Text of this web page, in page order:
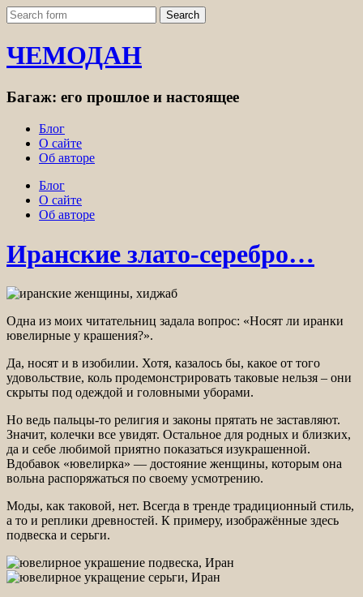
ЧЕМОДАН
Багаж: его прошлое и настоящее
Блог
О сайте
Об авторе
Блог
О сайте
Об авторе
Иранские злато-серебро…
Одна из моих читательниц задала вопрос: «Носят ли иранки
ювелирные у крашения?».
Да, носят и в изобилии. Хотя, казалось бы, какое от того
удовольствие, коль продемонстрировать таковые нельзя – они
скрыты под одеждой и головными уборами.
Но ведь пальцы-то религия и законы прятать не заставляют.
Значит, колечки все увидят. Остальное для родных и близких,
да и себе любимой приятно показаться изукрашенной.
Вдобавок «ювелирка» — достояние женщины, которым она
вольна распоряжаться по своему усмотрению.
Моды, как таковой, нет. Всегда в тренде традиционный стиль,
а то и реплики древностей. К примеру, изображённые здесь
подвеска и серьги.